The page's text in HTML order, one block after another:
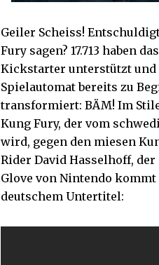
Geiler Scheiss!
Fury sagen? 17.713 haben
Kickstarter unterstützt und
Spielautomat bereits zu
transformiert: BÄM! Im
Kung Fury, der vom
wird, gegen den miesen
Rider David Hasselhoff,
Glove von Nintendo kommt
deutschem Untertitel: